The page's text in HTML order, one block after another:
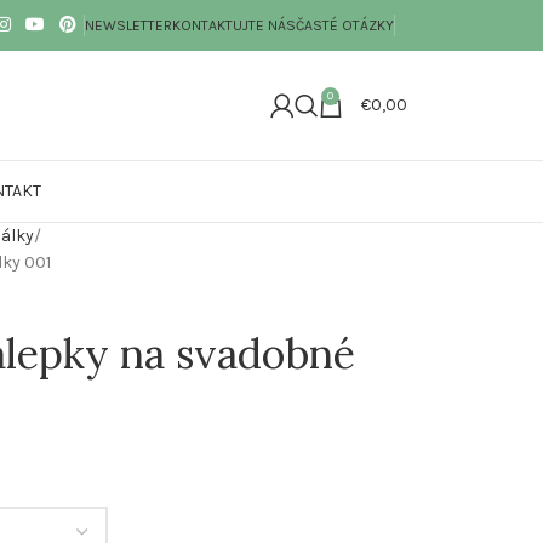
NEWSLETTERKONTAKTUJTE NÁSČASTÉ OTÁZKY
0 €0,00
001
na svadobné